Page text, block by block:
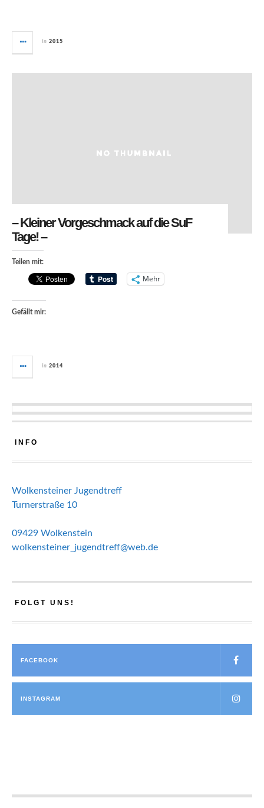
in 2015
– Kleiner Vorgeschmack auf die SuF
Tage! –
Teilen mit:
Mehr
Gefällt mir:
in 2014
INFO
Wolkensteiner Jugendtreff
Turnerstraße 10
09429 Wolkenstein
wolkensteiner_jugendtreff@web.de
FOLGT UNS!
FACEBOOK
INSTAGRAM